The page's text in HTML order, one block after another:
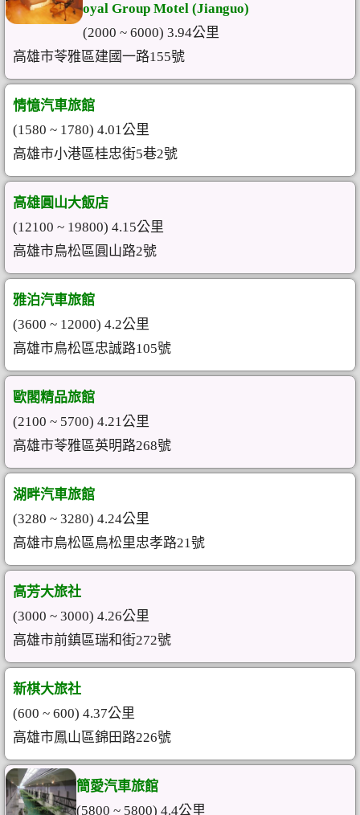
oyal Group Motel (Jianguo)
(2000 ~ 6000) 3.94公里
高雄市苓雅區建國一路155號
情憶汽車旅館
(1580 ~ 1780) 4.01公里
高雄市小港區桂忠街5巷2號
高雄圓山大飯店
(12100 ~ 19800) 4.15公里
高雄市鳥松區圓山路2號
雅泊汽車旅館
(3600 ~ 12000) 4.2公里
高雄市鳥松區忠誠路105號
歐閣精品旅館
(2100 ~ 5700) 4.21公里
高雄市苓雅區英明路268號
湖畔汽車旅館
(3280 ~ 3280) 4.24公里
高雄市鳥松區鳥松里忠孝路21號
高芳大旅社
(3000 ~ 3000) 4.26公里
高雄市前鎮區瑞和街272號
新棋大旅社
(600 ~ 600) 4.37公里
高雄市鳳山區錦田路226號
簡愛汽車旅館
(5800 ~ 5800) 4.4公里